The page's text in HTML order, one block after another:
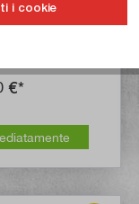
€*
i cookie